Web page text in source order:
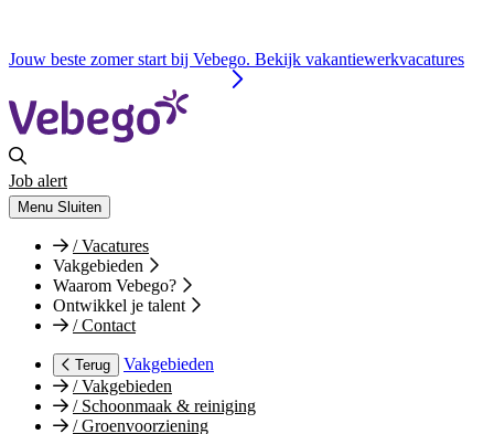
Jouw beste zomer start bij Vebego. Bekijk vakantiewerkvacatures
Job alert
Menu Sluiten
/Vacatures
Vakgebieden
Waarom Vebego?
Ontwikkel je talent
/Contact
Terug
Vakgebieden
/Vakgebieden
/Schoonmaak & reiniging
/Groenvoorziening